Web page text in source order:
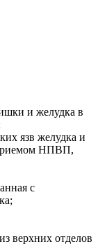
и желудка в
язв желудка и
НПВП,
с
верхних отделов